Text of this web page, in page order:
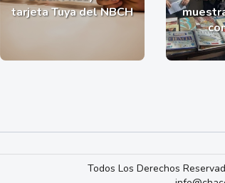
tarjeta Tuya del NBCH
Todos Los Derechos